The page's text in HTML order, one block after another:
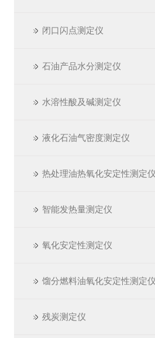
闭口闪点测定仪
石油产品水分测定仪
水溶性酸及碱测定仪
液化石油气密度测定仪
热处理油热氧化安定性测定仪
智能发热量测定仪
氧化安定性测定仪
馏分燃料油氧化安定性测定仪
残炭测定仪